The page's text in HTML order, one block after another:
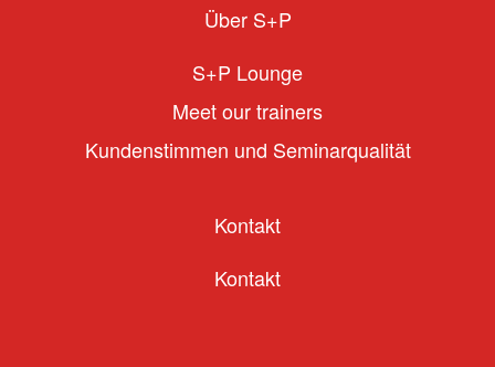
Über S+P
S+P Lounge
Meet our trainers
Kundenstimmen und Seminarqualität
Kontakt
Kontakt